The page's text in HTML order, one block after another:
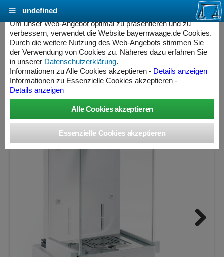
SARTORIUS CUBIS® Semimikrowaage 225S
» Produkt nicht mehr lieferbar «
Wägebereich: 220 g, Ablesbarkeit: 0,01 mg
Cookie Einstellungen - bayernwaage.de
Um unser Web-Angebot optimal zu präsentieren und zu
verbessern, verwendet die Website bayernwaage.de Cookies.
Durch die weitere Nutzung des Web-Angebots stimmen Sie
der Verwendung von Cookies zu. Näheres dazu erfahren Sie
in unserer Datenschutzerklärung.
Informationen zu Alle Cookies akzeptieren - Details anzeigen
Informationen zu Essenzielle Cookies akzeptieren -
Details anzeigen
undefined